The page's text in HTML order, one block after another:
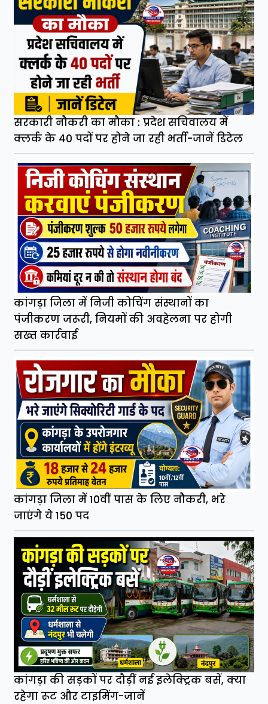
सरकारी नौकरी का मौका : प्रदेश सचिवालय में
क्लर्क के 40 पदों पर होने जा रही भर्ती-जानें डिटेल
कांगड़ा जिला में निजी कोचिंग संस्थानों का
पंजीकरण जरूरी, नियमों की अवहेलना पर होगी
सख्त कार्रवाई
कांगड़ा जिला में 10वीं पास के लिए नौकरी, भरे
जाएंगे ये 150 पद
कांगड़ा की सड़कों पर दौड़ीं नई इलेक्ट्रिक बसें, क्या
रहेगा रूट और टाइमिंग-जानें